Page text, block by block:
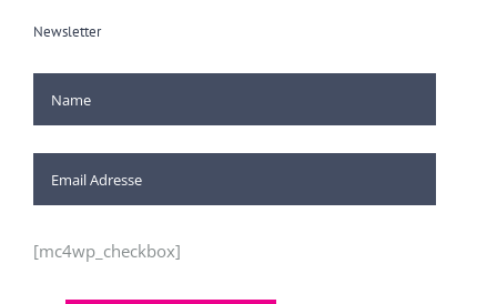
Newsletter
[mc4wp_checkbox]